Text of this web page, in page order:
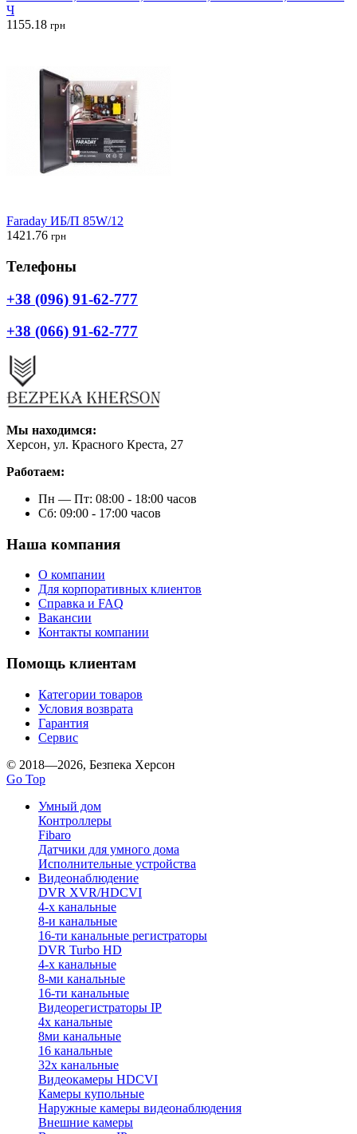
Ч
1155.18 грн
Faraday ИБ/П 85W/12
1421.76 грн
Телефоны
+38 (096) 91-62-777
+38 (066) 91-62-777
Мы находимся:
Херсон, ул. Красного Креста, 27
Работаем:
Пн — Пт: 08:00 - 18:00 часов
Сб: 09:00 - 17:00 часов
Наша компания
О компании
Для корпоративных клиентов
Справка и FAQ
Вакансии
Контакты компании
Помощь клиентам
Категории товаров
Условия возврата
Гарантия
Сервис
© 2018—2026, Безпека Херсон
Go Top
Умный дом
Контроллеры
Fibaro
Датчики для умного дома
Исполнительные устройства
Видеонаблюдение
DVR XVR/HDCVI
4-x канальные
8-и канальные
16-ти канальные регистраторы
DVR Turbo HD
4-х канальные
8-ми канальные
16-ти канальные
Видеорегистраторы IP
4х канальные
8ми канальные
16 канальные
32x канальные
Видеокамеры HDCVI
Камеры купольные
Наружные камеры видеонаблюдения
Внешние камеры